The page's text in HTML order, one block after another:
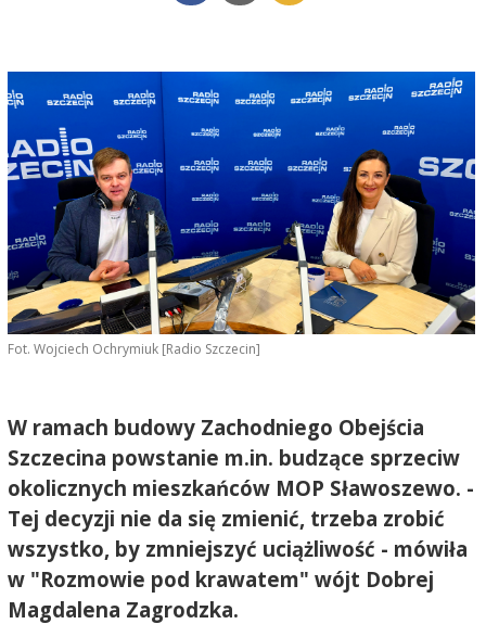
Fot. Wojciech Ochrymiuk [Radio Szczecin]
W ramach budowy Zachodniego Obejścia
Szczecina powstanie m.in. budzące sprzeciw
okolicznych mieszkańców MOP Sławoszewo. -
Tej decyzji nie da się zmienić, trzeba zrobić
wszystko, by zmniejszyć uciążliwość - mówiła
w "Rozmowie pod krawatem" wójt Dobrej
Magdalena Zagrodzka.